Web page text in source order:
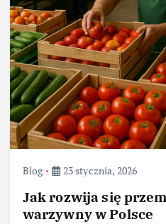
Blog 23 stycznia, 2026
Jak rozwija się
warzywny w Polsce